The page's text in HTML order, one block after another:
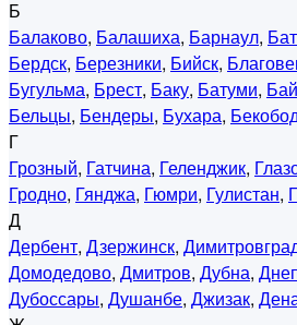
Б
Балаково, Балашиха, Барнаул,
Бердск, Березники, Бийск,
Бугульма, Брест, Баку, Батуми,
Бельцы, Бендеры, Бухара,
Г
Грозный, Гатчина, Геленджик,
Гродно, Гянджа, Гюмри, Гулистан,
Д
Дербент, Дзержинск,
Домодедово, Дмитров, Дубна,
Дубоссары, Душанбе, Джизак,